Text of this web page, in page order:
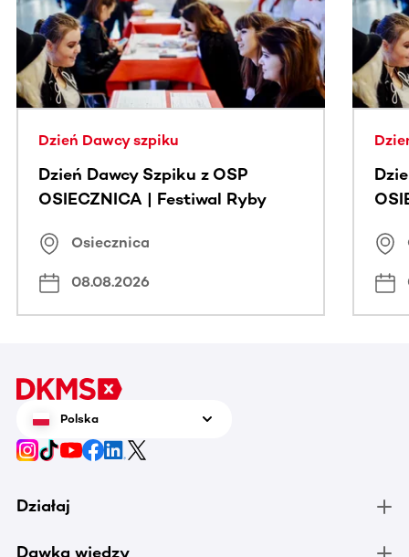
Dzień Dawcy szpiku
Dzień Dawcy Szpiku z OSP
OSIECZNICA | Festiwal Ryby
Osiecznica
08.08.2026
Polska
Działaj
Dawka wiedzy